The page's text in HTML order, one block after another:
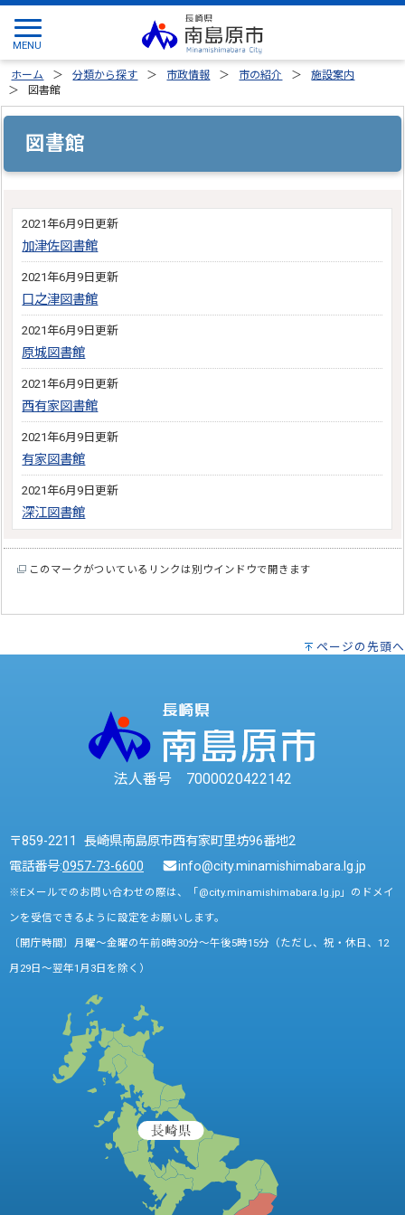
ホーム 分類から探す 市政情報 市の紹介
施設案内
図書館
図書館
2021年6月9日更新
加津佐図書館
2021年6月9日更新
口之津図書館
2021年6月9日更新
原城図書館
2021年6月9日更新
西有家図書館
2021年6月9日更新
有家図書館
2021年6月9日更新
深江図書館
このマークがついているリンクは別ウインドウで開きます
ページの先頭へ
法人番号 7000020422142
〒859-2211 長崎県南島原市西有家町里坊96番地2
電話番号:0957-73-6600 info@city.minamishimabara.lg.jp
※Eメールでのお問い合わせの際は、「@city.minamishimabara.lg.jp」のドメイ
ンを受信できるように設定をお願いします。
〔開庁時間〕月曜～金曜の午前8時30分～午後5時15分（ただし、祝・休日、12
月29日～翌年1月3日を除く）